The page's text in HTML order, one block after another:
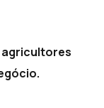
agricultores